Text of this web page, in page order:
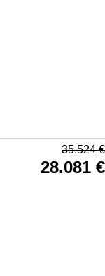
35.524€
28.081 €